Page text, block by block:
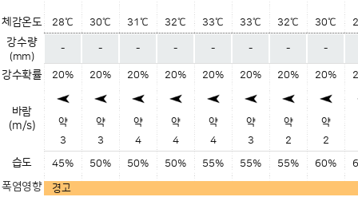
체감온도
강수량
(mm)
강수확률
바람
(m/s)
습도
폭염영향
28℃
-
20%
약
3
45%
경고
30℃
-
20%
약
3
50%
31℃
-
20%
약
4
50%
32℃
-
20%
약
4
50%
33℃
-
20%
약
4
55%
33℃
-
20%
약
3
55%
32℃
-
20%
약
2
55%
30℃
-
20%
약
2
60%